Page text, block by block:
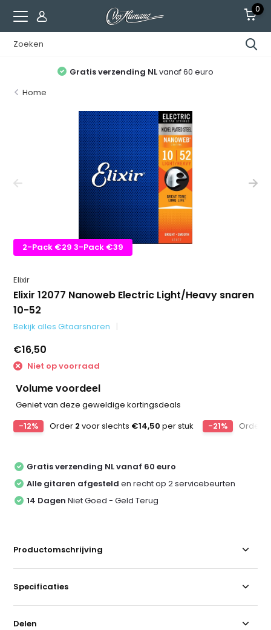
0
Gratis verzending NLvanaf 60 euro
Home
2-Pack €29 3-Pack €39
Elixir
Elixir 12077 Nanoweb Electric Light/Heavy snaren
10-52
Bekijk alles Gitaarsnaren
€16,50
Niet op voorraad
Volume voordeel
Geniet van deze geweldige kortingsdeals
-12%
Order 2 voor slechts €14,50 per stuk -21% Order
Gratis verzending NL vanaf 60 euro
Alle gitaren afgesteld en recht op 2 servicebeurten
14 Dagen Niet Goed - Geld Terug
Productomschrijving
Specificaties
Delen